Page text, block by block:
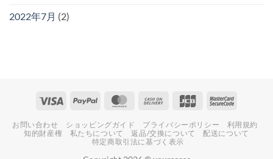
2022年7月 (2)
Visa PayPal MasterCardCash
Delivery
JCB
お問い合わせ ショッピングガイド プライバシーポリシー
利用規約
知的財産権
私たちについて 返品/交換について
配送について
特定商取引法に基づく表示